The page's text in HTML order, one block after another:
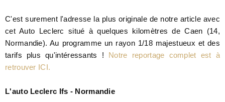
C'est surement l'adresse la plus originale de notre article avec
cet Auto Leclerc situé à quelques kilomètres de Caen (14,
Normandie). Au programme un rayon 1/18 majestueux et des
tarifs plus qu'intéressants ! Notre reportage complet est à
retrouver ICI.
L'auto Leclerc Ifs - Normandie